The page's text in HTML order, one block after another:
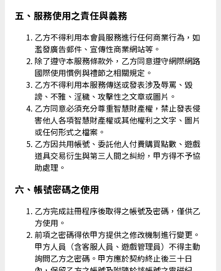
五、服務使用之責任與義務
乙方不得利用本會員服務進行任何商業行為，如
濫發廣告郵件、宣傳性商業網站等。
除了遵守本服務條款外，乙方同意遵守網際網路
國際使用慣例與禮節之相關規定。
乙方不得利用本服務傳送或發表涉及辱罵、毀
謗、不雅、淫穢、攻擊性之文章或圖片。
乙方同意必須充分尊重智慧財產權，禁止發表侵
害他人各項智慧財產權或其他權利之文字、圖片
或任何形式之檔案。
乙方因共用帳號、委託他人付費購買點數、遊戲
道具交易衍生與第三人間之糾紛，甲方得不予協
助處理。
六、帳號密碼之使用
乙方完成註冊程序後取得之帳號及密碼，僅供乙
方使用。
前項之密碼得依甲方提供之修改機制進行變更。
甲方人員（含客服人員、遊戲管理員）不得主動
詢問乙方之密碼。甲方應於契約終止後三十日